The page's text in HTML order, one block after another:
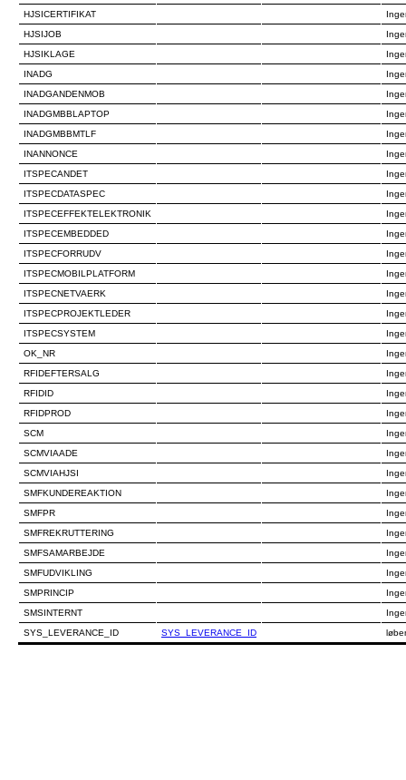
HJSICERTIFIKAT
HJSIJOB
HJSIKLAGE
INADG
INADGANDENMOB
INADGMBBLAPTOP
INADGMBBMTLF
INANNONCE
ITSPECANDET
ITSPECDATASPEC
ITSPECEFFEKTELEKTRONIK
ITSPECEMBEDDED
ITSPECFORRUDV
ITSPECMOBILPLATFORM
ITSPECNETVAERK
ITSPECPROJEKTLEDER
ITSPECSYSTEM
OK_NR
RFIDEFTERSALG
RFIDID
RFIDPROD
SCM
SCMVIAADE
SCMVIAHJSI
SMFKUNDEREAKTION
SMFPR
SMFREKRUTTERING
SMFSAMARBEJDE
SMFUDVIKLING
SMPRINCIP
SMSINTERNT
SYS_LEVERANCE_ID
SYS_LEVERANCE_ID